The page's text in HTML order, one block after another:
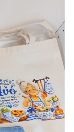
/ estojos /
modelos